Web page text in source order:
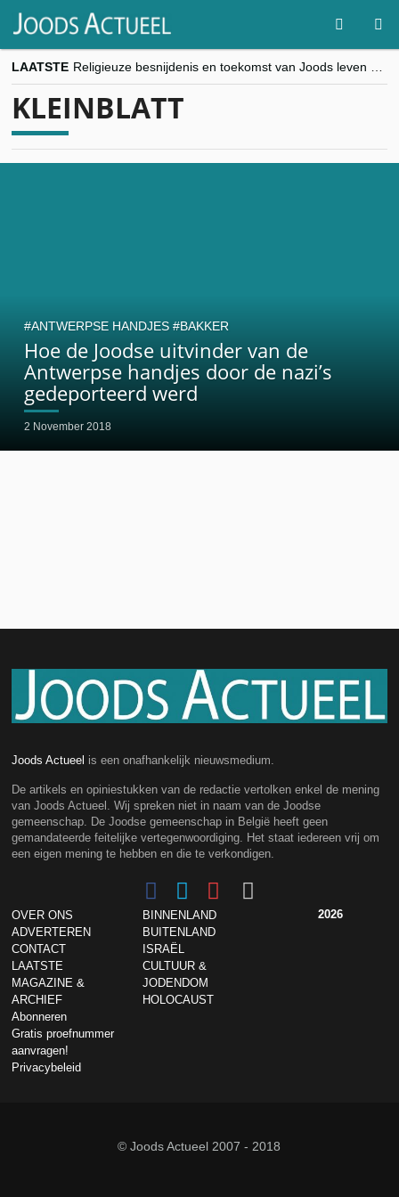
LAATSTE
“Besnijdenisdebat toont hoe moeilijk seculiere Westen minderheden begrijpt”, Jinnih Beels (Vooruit)
KLEINBLATT
Hoe de Joodse uitvinder van de
Antwerpse handjes door de nazi’s
gedeporteerd werd
2 November 2018
ANTWERPSE HANDJES BAKKER
Joods Actueel is een onafhankelijk nieuwsmedium.
De artikels en opiniestukken van de redactie vertolken enkel de mening
van Joods Actueel. Wij spreken niet in naam van de Joodse
gemeenschap. De Joodse gemeenschap in België heeft geen
gemandateerde feitelijke vertegenwoordiging. Het staat iedereen vrij om
een eigen mening te hebben en die te verkondigen.
OVER ONS
ADVERTEREN
CONTACT
LAATSTE
MAGAZINE &
ARCHIEF
Abonneren
Gratis proefnummer
aanvragen!
Privacybeleid
BINNENLAND
BUITENLAND
ISRAËL
CULTUUR &
JODENDOM
HOLOCAUST
2026
© Joods Actueel 2007 - 2018